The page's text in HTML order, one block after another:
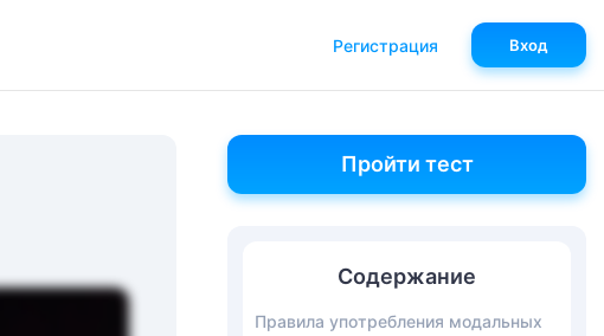
Пройти тест
Содержание
Правила употребления модальных
Регистрация Вход